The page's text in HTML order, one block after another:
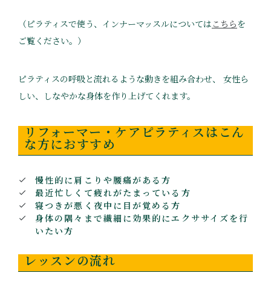
（ピラティスで使う、インナーマッスルについては こちら を
ご覧ください。）
ピラティスの呼吸と流れるような動きを組み合わせ、 女性ら
しい、しなやかな身体を作り上げてくれます。
リフォーマー・ケアピラティスはこん
な方におすすめ
慢性的に肩こりや腰痛がある方
最近忙しくて疲れがたまっている方
寝つきが悪く夜中に目が覚める方
身体の隅々まで繊細に効果的にエクササイズを行
いたい方
レッスンの流れ